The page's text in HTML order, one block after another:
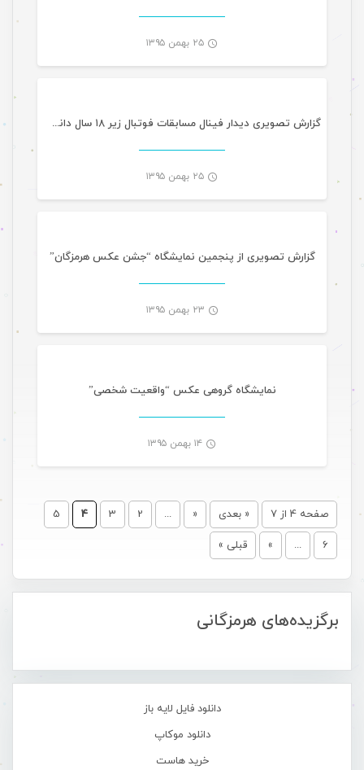
برگزیده‌های هرمزگانی
دانلود فایل لایه باز
دانلود موکاپ
خرید هاست
۲۵ بهمن ۱۳۹۵
گزارش تصویری دیدار فینال مسابقات فوتبال زیر ۱۸ سال دانش آموزی کشور
۲۵ بهمن ۱۳۹۵
گزارش تصویری از پنجمین نمایشگاه “جشن عکس هرمزگان”
۲۳ بهمن ۱۳۹۵
نمایشگاه گروهی عکس “واقعیت شخصی”
۱۴ بهمن ۱۳۹۵
صفحه 4 از 7 « بعدی «
...
2
3
4
5
6
...
» قبلی »